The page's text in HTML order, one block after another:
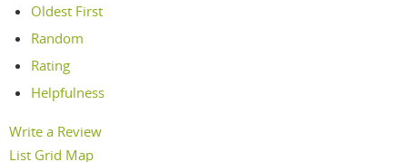
Oldest First
Random
Rating
Helpfulness
Write a Review
List Grid Map